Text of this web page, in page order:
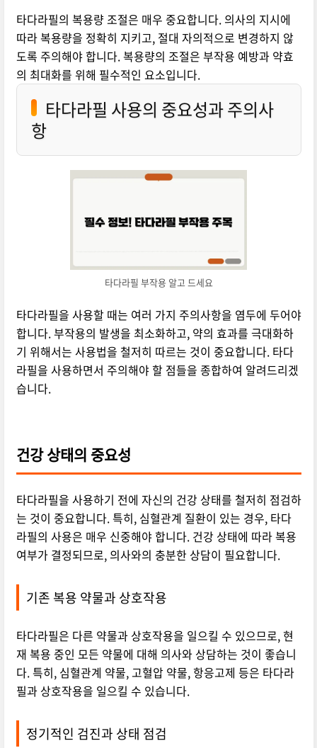
타다라필의 복용량 조절은 매우 중요합니다. 의사의 지시에
따라 복용량을 정확히 지키고, 절대 자의적으로 변경하지 않
도록 주의해야 합니다. 복용량의 조절은 부작용 예방과 약효
의 최대화를 위해 필수적인 요소입니다.
타다라필 사용의 중요성과 주의사
항
타다라필 부작용 알고 드세요
타다라필을 사용할 때는 여러 가지 주의사항을 염두에 두어야
합니다. 부작용의 발생을 최소화하고, 약의 효과를 극대화하
기 위해서는 사용법을 철저히 따르는 것이 중요합니다. 타다
라필을 사용하면서 주의해야 할 점들을 종합하여 알려드리겠
습니다.
건강 상태의 중요성
타다라필을 사용하기 전에 자신의 건강 상태를 철저히 점검하
는 것이 중요합니다. 특히, 심혈관계 질환이 있는 경우, 타다
라필의 사용은 매우 신중해야 합니다. 건강 상태에 따라 복용
여부가 결정되므로, 의사와의 충분한 상담이 필요합니다.
기존 복용 약물과 상호작용
타다라필은 다른 약물과 상호작용을 일으킬 수 있으므로, 현
재 복용 중인 모든 약물에 대해 의사와 상담하는 것이 좋습니
다. 특히, 심혈관계 약물, 고혈압 약물, 항응고제 등은 타다라
필과 상호작용을 일으킬 수 있습니다.
정기적인 검진과 상태 점검